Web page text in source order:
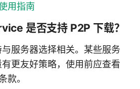
用指南
是否支持 P2P 下载？
服务器选择相关。某些服务
更友好策略，使用前应查看
款。